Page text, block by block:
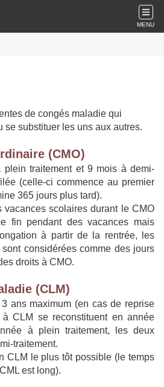
MENU
de congés maladie qui
se substituer les uns aux autres.
(CMO)
plein traitement et 9 mois à demi-
(celle-ci commence au premier
365 jours plus tard).
vacances scolaires durant le CMO
fin pendant des vacances mais
à partir de la rentrée, les
considérées comme des jours
droits à CMO.
(CLM)
3 ans maximum (en cas de reprise
CLM se reconstituent en année
à plein traitement, les deux
traitement.
CLM le plus tôt possible (le temps
est long).